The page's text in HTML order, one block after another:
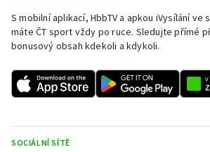
S mobilní aplikací, HbbTV a apkou iVysílání
máte ČT sport vždy po ruce. Sledujte přímé
bonusový obsah kdekoli a kdykoli.
SOCIÁLNÍ SÍTĚ